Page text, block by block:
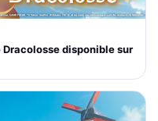
disponible sur